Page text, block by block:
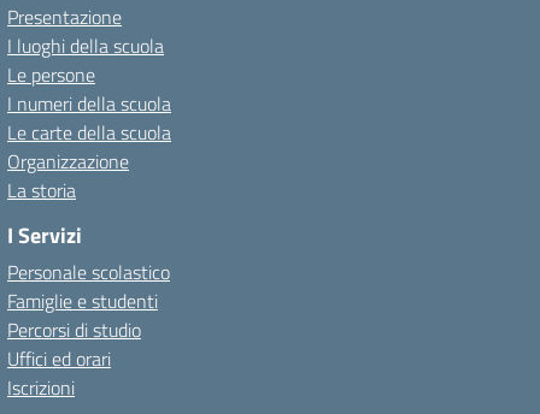
Presentazione
I luoghi della scuola
Le persone
I numeri della scuola
Le carte della scuola
Organizzazione
La storia
I Servizi
Personale scolastico
Famiglie e studenti
Percorsi di studio
Uffici ed orari
Iscrizioni